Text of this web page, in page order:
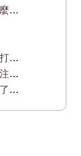
剛打完玻尿酸隆鼻，但是好像沒什麼效果，鼻
如果想讓鼻子看起來挺一些是不是打玻尿酸呢
想去注射除皺，不知道上海玻尿酸注射除皺醫
英樹藥妝玻尿酸修復系列是假的用了過敏